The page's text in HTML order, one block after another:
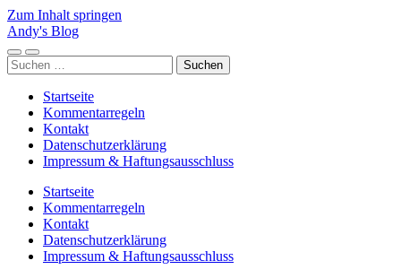
Zum Inhalt springen
Andy's Blog
Mobile-
Menü
Suchfeld
ein-/ausblenden
Suchen
nach:
Startseite
Kommentarregeln
Kontakt
Datenschutzerklärung
Impressum & Haftungsausschluss
Startseite
Kommentarregeln
Kontakt
Datenschutzerklärung
Impressum & Haftungsausschluss